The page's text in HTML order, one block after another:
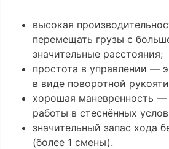
высокая
перемещать грузы с
значительные расстояния;
простота в управлении —
в виде поворотной
хорошая маневренность
работы в стеснённых
значительный запас хода
(более 1 смены).